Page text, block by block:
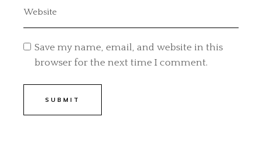
Save my name, email, and website in this
browser for the next time I comment.
SUBMIT